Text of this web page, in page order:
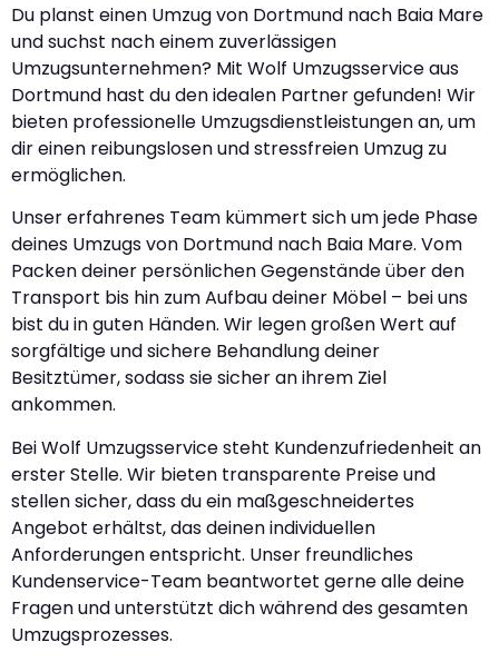
Du planst einen Umzug von Dortmund nach Baia Mare
und suchst nach einem zuverlässigen
Umzugsunternehmen? Mit Wolf Umzugsservice aus
Dortmund hast du den idealen Partner gefunden! Wir
bieten professionelle Umzugsdienstleistungen an, um
dir einen reibungslosen und stressfreien Umzug zu
ermöglichen.
Unser erfahrenes Team kümmert sich um jede Phase
deines Umzugs von Dortmund nach Baia Mare. Vom
Packen deiner persönlichen Gegenstände über den
Transport bis hin zum Aufbau deiner Möbel – bei uns
bist du in guten Händen. Wir legen großen Wert auf
sorgfältige und sichere Behandlung deiner
Besitztümer, sodass sie sicher an ihrem Ziel
ankommen.
Bei Wolf Umzugsservice steht Kundenzufriedenheit an
erster Stelle. Wir bieten transparente Preise und
stellen sicher, dass du ein maßgeschneidertes
Angebot erhältst, das deinen individuellen
Anforderungen entspricht. Unser freundliches
Kundenservice-Team beantwortet gerne alle deine
Fragen und unterstützt dich während des gesamten
Umzugsprozesses.